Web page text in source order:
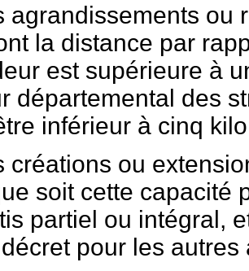
agrandissements
la distance par
est supérieure à
départemental des
inférieur à cinq
créations ou
soit cette capacité
partiel ou intégral,
pour les autres